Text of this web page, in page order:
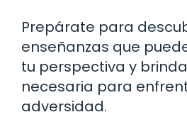
Prepárate para
enseñanzas que
tu perspectiva y
necesaria para
adversidad.